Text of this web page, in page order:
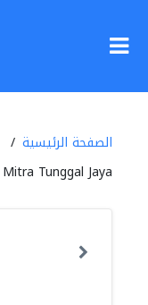
الصفحة الرئيسية
Mitra Tunggal Jaya